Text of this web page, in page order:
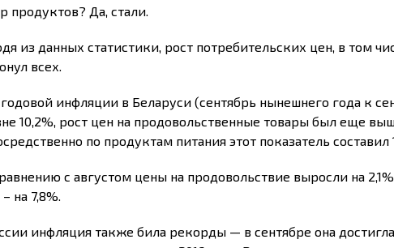
продуктов? Да, стали.
из данных статистики, рост потребительских цен, в том
всех.
инфляции в Беларуси (сентябрь нынешнего года к
10,2%, рост цен на продовольственные товары был еще
по продуктам питания этот показатель составил
с августом цены на продовольствие выросли на
на 7,8%.
инфляция также била рекорды — в сентябре она